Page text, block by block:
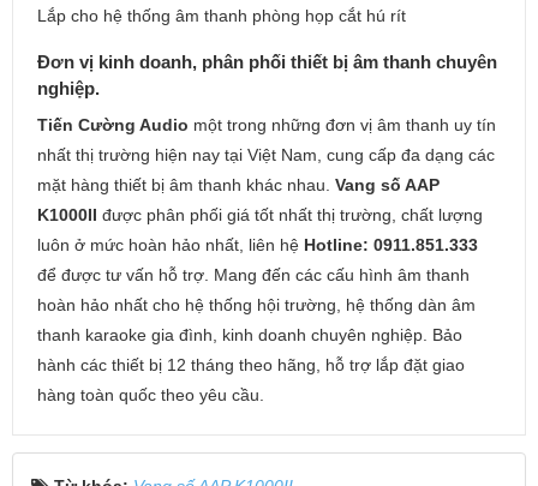
Lắp cho hệ thống âm thanh phòng họp cắt hú rít
Đơn vị kinh doanh, phân phối thiết bị âm thanh chuyên
nghiệp.
Tiến Cường Audio một trong những đơn vị âm thanh uy tín
nhất thị trường hiện nay tại Việt Nam, cung cấp đa dạng các
mặt hàng thiết bị âm thanh khác nhau. Vang số AAP
K1000II được phân phối giá tốt nhất thị trường, chất lượng
luôn ở mức hoàn hảo nhất, liên hệ Hotline: 0911.851.333
để được tư vấn hỗ trợ. Mang đến các cấu hình âm thanh
hoàn hảo nhất cho hệ thống hội trường, hệ thống dàn âm
thanh karaoke gia đình, kinh doanh chuyên nghiệp. Bảo
hành các thiết bị 12 tháng theo hãng, hỗ trợ lắp đặt giao
hàng toàn quốc theo yêu cầu.